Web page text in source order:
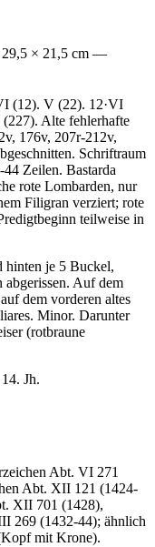
× 21,5 cm —
(12). V (22). 12·VI
Alte fehlerhafte
176v, 207r-212v,
Schriftraum
Zeilen. Bastarda
rote Lombarden, nur
Filigran verziert; rote
teilweise in
hinten je 5 Buckel,
abgerissen. Auf dem
dem vorderen altes
Minor. Darunter
(rotbraune
Jh.
Abt. VI 271
Abt. XII 121 (1424-
XII 701 (1428),
269 (1432-44); ähnlich
mit Krone).